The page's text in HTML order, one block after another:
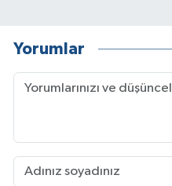
Yorumlar